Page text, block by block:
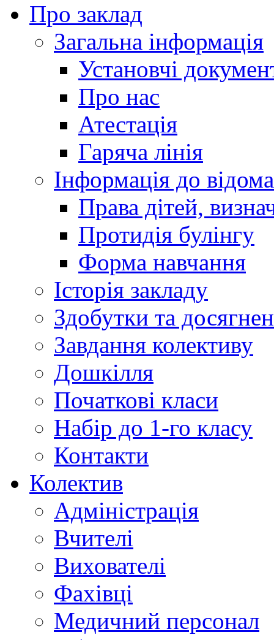
Про заклад
Загальна інформація
Установчі
Про нас
Атестація
Гаряча лінія
Інформація до відома
Права дітей,
Протидія булінгу
Форма навчання
Історія закладу
Здобутки та
Завдання колективу
Дошкілля
Початкові класи
Набір до 1-го класу
Контакти
Колектив
Адміністрація
Вчителі
Вихователі
Фахівці
Медичний персонал